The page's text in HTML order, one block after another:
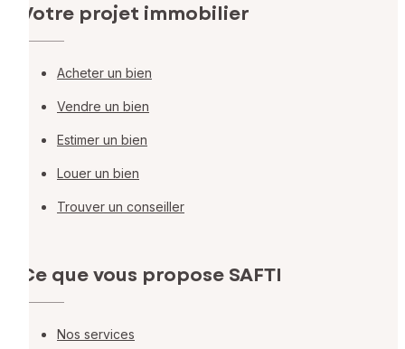
Votre projet immobilier
Acheter un bien
Vendre un bien
Estimer un bien
Louer un bien
Trouver un conseiller
Ce que vous propose SAFTI
Nos services